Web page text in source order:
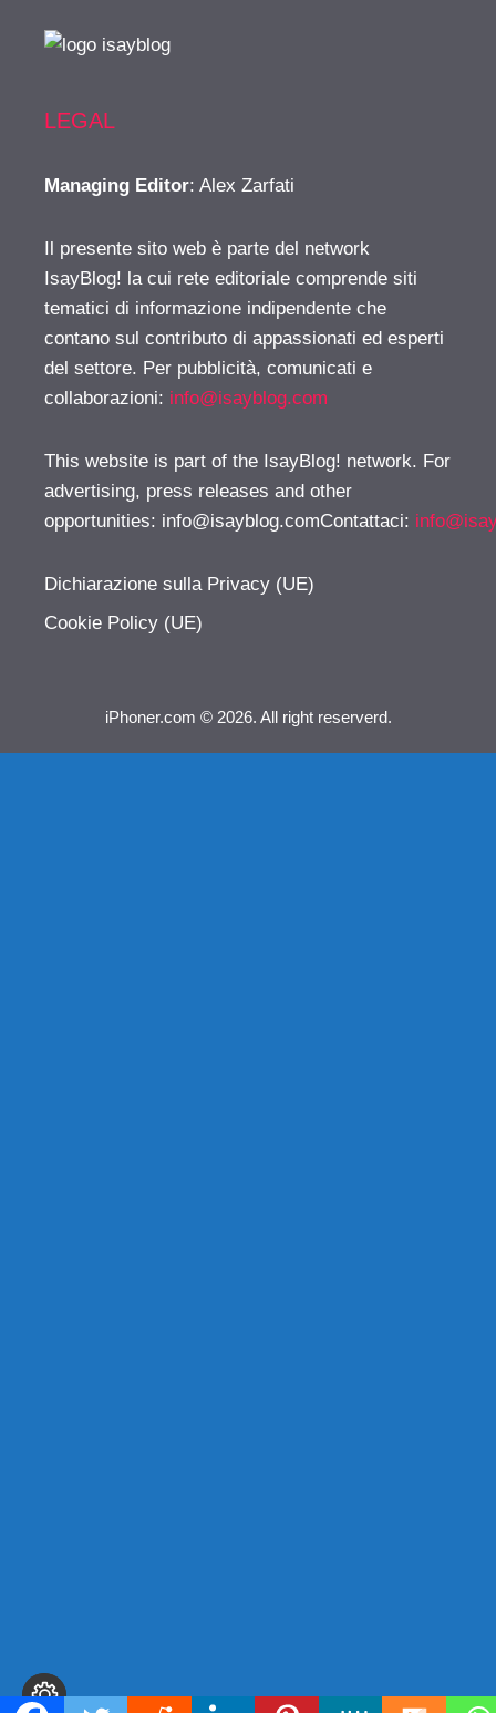
LEGAL
Managing Editor: Alex Zarfati
Il presente sito web è parte del network
IsayBlog! la cui rete editoriale comprende siti
tematici di informazione indipendente che
contano sul contributo di appassionati ed esperti
del settore. Per pubblicità, comunicati e
collaborazioni: info@isayblog.com
This website is part of the IsayBlog! network. For
advertising, press releases and other
opportunities: info@isayblog.comContattaci:
Dichiarazione sulla Privacy (UE)
Cookie Policy (UE)
iPhoner.com © 2026. All right reserverd.